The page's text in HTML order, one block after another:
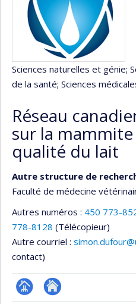
Sciences naturelles et génie;
de la santé; Sciences
Réseau
sur la
qualité du lait
Autre structure de
Faculté de médecine
Autres numéros : 450 773-
778-8128 (Télécopieur)
Autre courriel :
contact)